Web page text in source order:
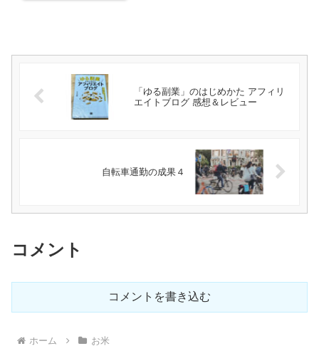
「ゆる副業」のはじめかた アフィリ
エイトブログ 感想＆レビュー
自転車通勤の成果４
コメント
コメントを書き込む
ホーム お米